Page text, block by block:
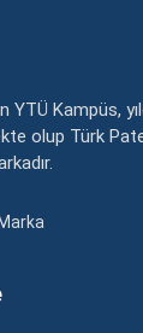
Kampüs,
olup Türk